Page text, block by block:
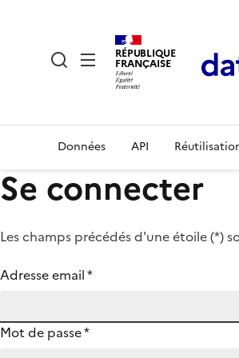
RÉPUBLIQUE
FRANÇAISE
Données API
Se connecter
Les champs précédés d'une étoile (*)
Adresse email*
Mot de passe*